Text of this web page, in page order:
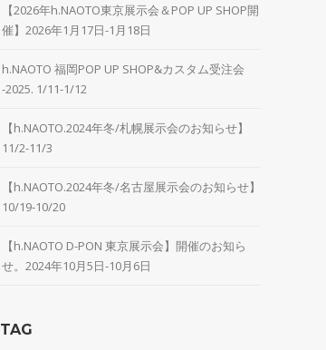
【2026年h.NAOTO東京展示会＆POP UP SHOP開
催】2026年1月17日-1月18日
h.NAOTO 福岡POP UP SHOP&カスタム受注会
-2025. 1/11-1/12
【h.NAOTO.2024年冬/札幌展示会のお知らせ】
11/2-11/3
【h.NAOTO.2024年冬/名古屋展示会のお知らせ】
10/19-10/20
【h.NAOTO D-PON 東京展示会】開催のお知ら
せ。2024年10月5日-10月6日
TAG